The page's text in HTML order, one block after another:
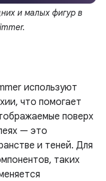
и малых фигур в
используют
что помогает
поверх
— это
и теней. Для
таких